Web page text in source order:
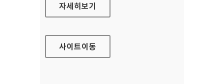
승강기교육센터 대표 홈페이지
자세히보기
사이트이동